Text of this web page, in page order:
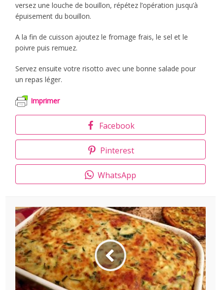
versez une louche de bouillon, répétez l’opération jusqu’à
épuisement du bouillon.
A la fin de cuisson ajoutez le fromage frais, le sel et le
poivre puis remuez.
Servez ensuite votre risotto avec une bonne salade pour
un repas léger.
Imprimer
Facebook
Pinterest
WhatsApp